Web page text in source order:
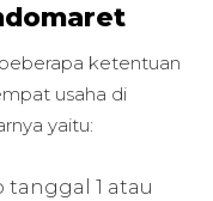
ketentuan
usaha di
yaitu:
tanggal 1 atau